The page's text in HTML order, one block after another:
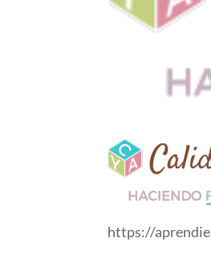
https://